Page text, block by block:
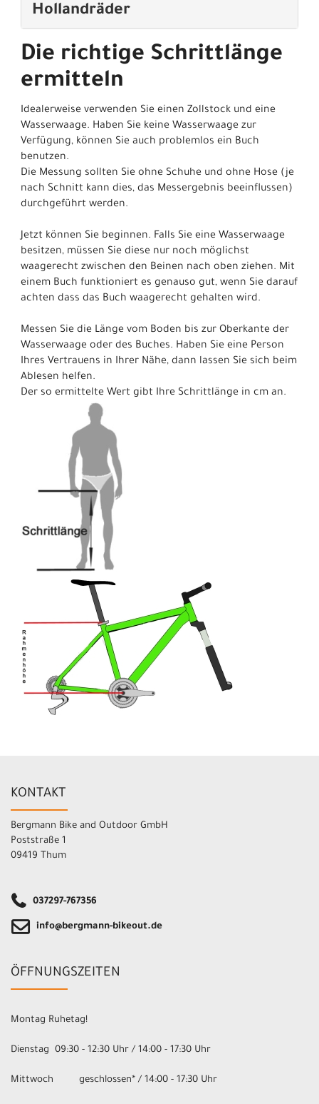
Hollandräder
Die richtige Schrittlänge
ermitteln
Idealerweise verwenden Sie einen Zollstock und eine
Wasserwaage. Haben Sie keine Wasserwaage zur
Verfügung, können Sie auch problemlos ein Buch
benutzen.
Die Messung sollten Sie ohne Schuhe und ohne Hose (je
nach Schnitt kann dies, das Messergebnis beeinflussen)
durchgeführt werden.
Jetzt können Sie beginnen. Falls Sie eine Wasserwaage
besitzen, müssen Sie diese nur noch möglichst
waagerecht zwischen den Beinen nach oben ziehen. Mit
einem Buch funktioniert es genauso gut, wenn Sie darauf
achten dass das Buch waagerecht gehalten wird.
Messen Sie die Länge vom Boden bis zur Oberkante der
Wasserwaage oder des Buches. Haben Sie eine Person
Ihres Vertrauens in Ihrer Nähe, dann lassen Sie sich beim
Ablesen helfen.
Der so ermittelte Wert gibt Ihre Schrittlänge in cm an.
KONTAKT
Bergmann Bike and Outdoor GmbH
Poststraße 1
09419 Thum
037297-767356
info@bergmann-bikeout.de
ÖFFNUNGSZEITEN
Montag Ruhetag!
Dienstag 09:30 - 12:30 Uhr / 14:00 - 17:30 Uhr
Mittwoch geschlossen* / 14:00 - 17:30 Uhr